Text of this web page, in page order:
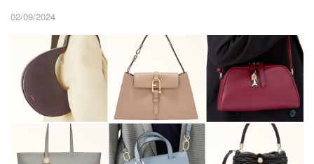
02/09/2024